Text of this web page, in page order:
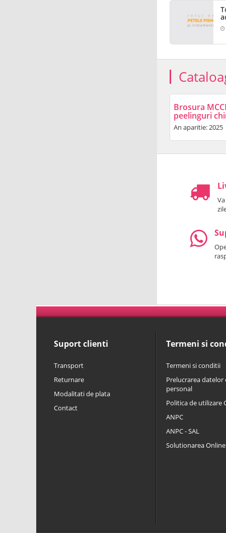
Brosura
peelinguri
An aparitie: 2025
Suport clienti
Transport
Returnare
Modalitati de plata
Contact
Termeni si
Termeni si conditii
Prelucrarea datelor
personal
Politica de utilizare
ANPC
ANPC - SAL
Solutionarea